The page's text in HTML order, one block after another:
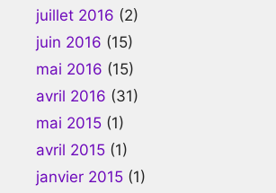
juillet 2016 (2)
juin 2016 (15)
mai 2016 (15)
avril 2016 (31)
mai 2015 (1)
avril 2015 (1)
janvier 2015 (1)